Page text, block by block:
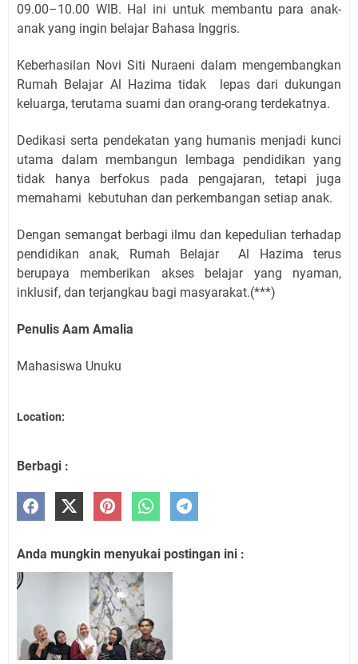
09.00–10.00 WIB. Hal ini untuk membantu para anak-
anak yang ingin belajar Bahasa Inggris.
Keberhasilan Novi Siti Nuraeni dalam mengembangkan
Rumah Belajar Al Hazima tidak lepas dari dukungan
keluarga, terutama suami dan orang-orang terdekatnya.
Dedikasi serta pendekatan yang humanis menjadi kunci
utama dalam membangun lembaga pendidikan yang
tidak hanya berfokus pada pengajaran, tetapi juga
memahami kebutuhan dan perkembangan setiap anak.
Dengan semangat berbagi ilmu dan kepedulian terhadap
pendidikan anak, Rumah Belajar Al Hazima terus
berupaya memberikan akses belajar yang nyaman,
inklusif, dan terjangkau bagi masyarakat.(***)
Penulis Aam Amalia
Mahasiswa Unuku
Location:
Berbagi :
Anda mungkin menyukai postingan ini :